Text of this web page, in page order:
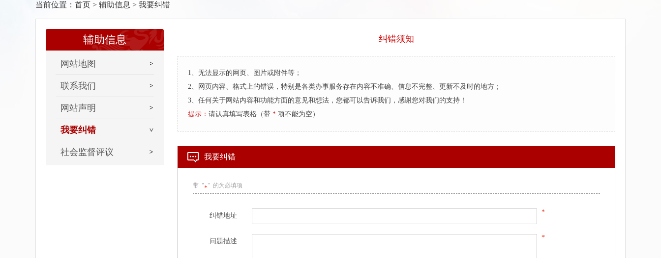
当前位置： 首页 > 辅助信息 > 我要纠错
辅助信息
网站地图
联系我们
网站声明
我要纠错
社会监督评议
纠错须知
1、无法显示的网页、图片或附件等；
2、网页内容、格式上的错误，特别是各类办事服务存在内容不准确、信息不完整、更新不及时的地方；
3、任何关于网站内容和功能方面的意见和想法，您都可以告诉我们，感谢您对我们的支持！
提示： 请认真填写表格（带 * 项不能为空）
我要纠错
带 "*" 的为必填项
纠错地址 *
问题描述 *